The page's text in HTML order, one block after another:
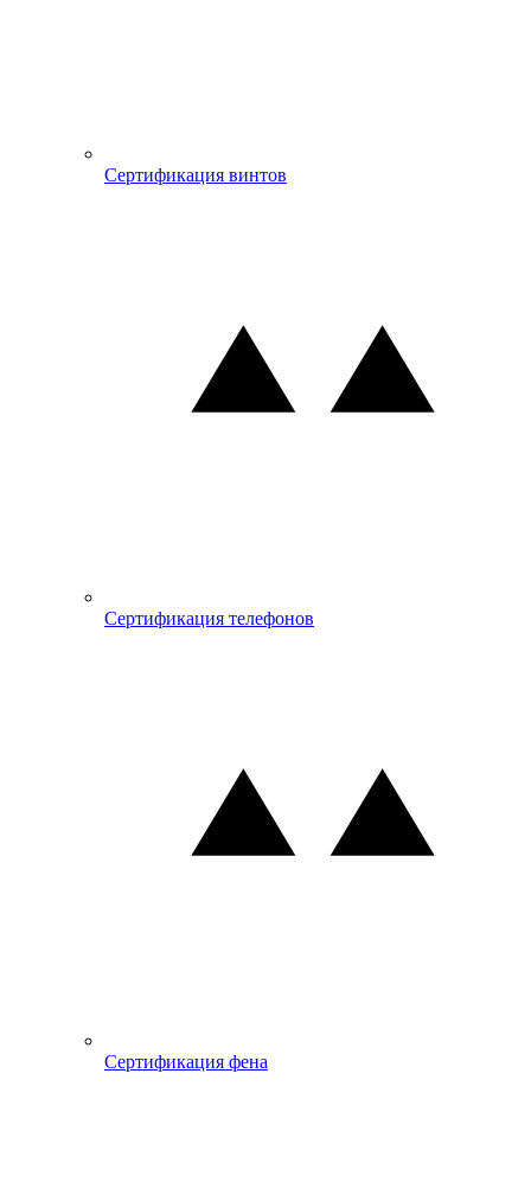
Сертификация винтов
Сертификация телефонов
Сертификация фена